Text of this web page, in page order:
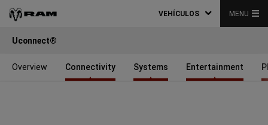
VEHÍCULOS MENU
Uconnect®
Overview Connectivity Systems Entertainment